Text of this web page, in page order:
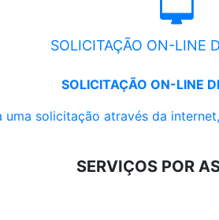
SOLICITAÇÃO ON-LINE
SOLICITAÇÃO ON-LINE
uma solicitação através da
SERVIÇOS POR